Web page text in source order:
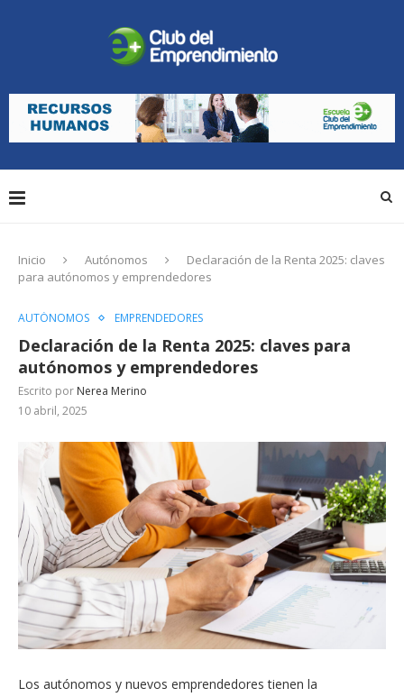
Inicio Autónomos
Declaración de la Renta 2025: claves
para autónomos y emprendedores
AUTÓNOMOS EMPRENDEDORES
Declaración de la Renta 2025: claves para
autónomos y emprendedores
Escrito por Nerea Merino
10 abril, 2025
Los autónomos y nuevos emprendedores tienen la